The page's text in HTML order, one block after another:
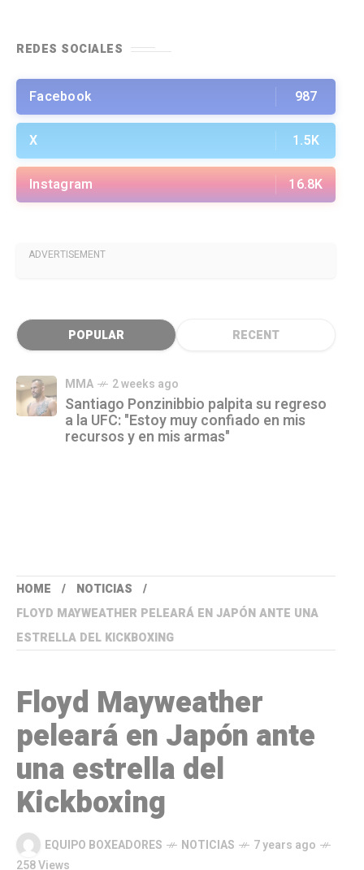
REDES SOCIALES
Facebook 987
X 1.5K
Instagram 16.8K
ADVERTISEMENT
POPULAR RECENT
MMA 2 weeks ago
Santiago Ponzinibbio palpita su regreso
a la UFC: "Estoy muy confiado en mis
recursos y en mis armas"
HOME
NOTICIAS
FLOYD MAYWEATHER PELEARÁ EN JAPÓN ANTE UNA
ESTRELLA DEL KICKBOXING
Floyd Mayweather
peleará en Japón ante
una estrella del
Kickboxing
EQUIPO BOXEADORES NOTICIAS
7 years ago
258 Views